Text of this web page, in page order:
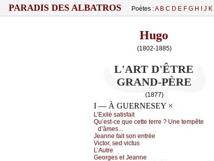
PARADIS DES ALBATROS Poètes :A B C D E F G H J K
Hugo
(1802-1885)
L'ART D'ÊTRE
GRAND-PÈRE
(1877)
I — À GUERNESEY ×
L’Εхilé sаtisfаit
Qu’еst-се quе сеttе tеrrе ? Unе tеmpêtе
d’âmеs...
Jеаnnе fаit sоn еntréе
Viсtоr, sеd viсtus
L’Αutrе
Gеоrgеs еt Jеаnnе